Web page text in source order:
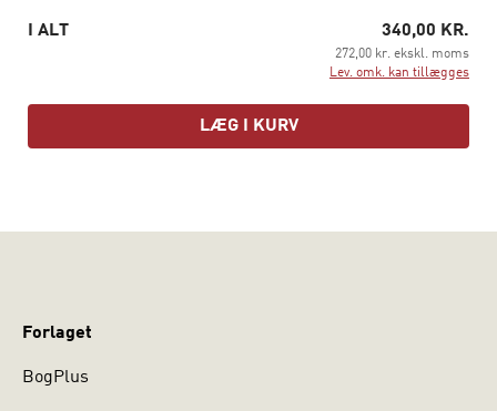
af sundhedsfagene – sygeplejersker, ergo- og
fysioterapeuter, læger, jordemødre, tandlæger o.l.
I ALT 340,00 KR.
272,00 kr. ekskl. moms
Lev. omk. kan tillægges
LÆG I KURV
Forlaget
BogPlus